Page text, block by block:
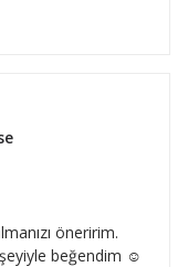
öneririm.
beğendim ☺️